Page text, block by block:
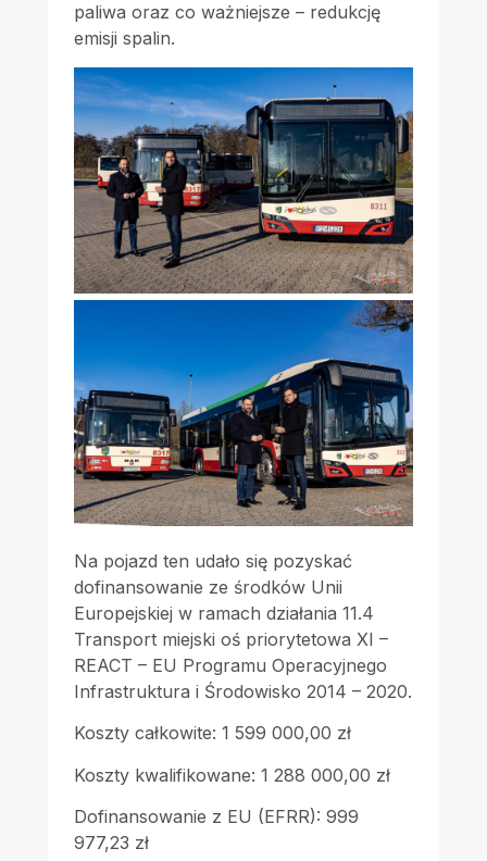
paliwa oraz co ważniejsze – redukcję
emisji spalin.
Na pojazd ten udało się pozyskać
dofinansowanie ze środków Unii
Europejskiej w ramach działania 11.4
Transport miejski oś priorytetowa XI –
REACT – EU Programu Operacyjnego
Infrastruktura i Środowisko 2014 – 2020.
Koszty całkowite: 1 599 000,00 zł
Koszty kwalifikowane: 1 288 000,00 zł
Dofinansowanie z EU (EFRR): 999
977,23 zł